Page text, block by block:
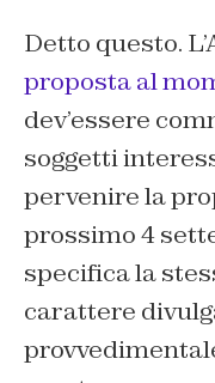
Detto questo.
proposta al
dev’essere
soggetti
pervenire la
prossimo 4
specifica la
carattere